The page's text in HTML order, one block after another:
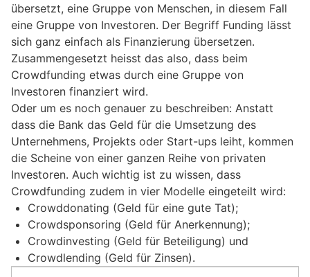
übersetzt, eine Gruppe von Menschen, in diesem Fall
eine Gruppe von Investoren. Der Begriff Funding lässt
sich ganz einfach als Finanzierung übersetzen.
Zusammengesetzt heisst das also, dass beim
Crowdfunding etwas durch eine Gruppe von
Investoren finanziert wird.
Oder um es noch genauer zu beschreiben: Anstatt
dass die Bank das Geld für die Umsetzung des
Unternehmens, Projekts oder Start-ups leiht, kommen
die Scheine von einer ganzen Reihe von privaten
Investoren. Auch wichtig ist zu wissen, dass
Crowdfunding zudem in vier Modelle eingeteilt wird:
Crowddonating (Geld für eine gute Tat);
Crowdsponsoring (Geld für Anerkennung);
Crowdinvesting (Geld für Beteiligung) und
Crowdlending (Geld für Zinsen).